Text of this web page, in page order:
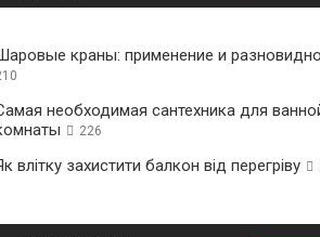
краны: применение и
необходимая сантехника для
226
влітку захистити балкон від перегріву